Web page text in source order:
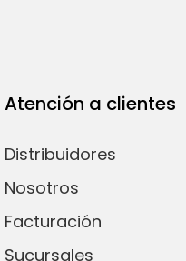
Atención a clientes
Distribuidores
Nosotros
Facturación
Sucursales